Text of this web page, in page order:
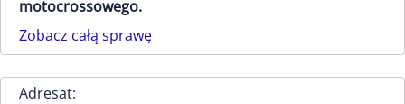
motocrossowego.
Zobacz całą sprawę
Adresat: